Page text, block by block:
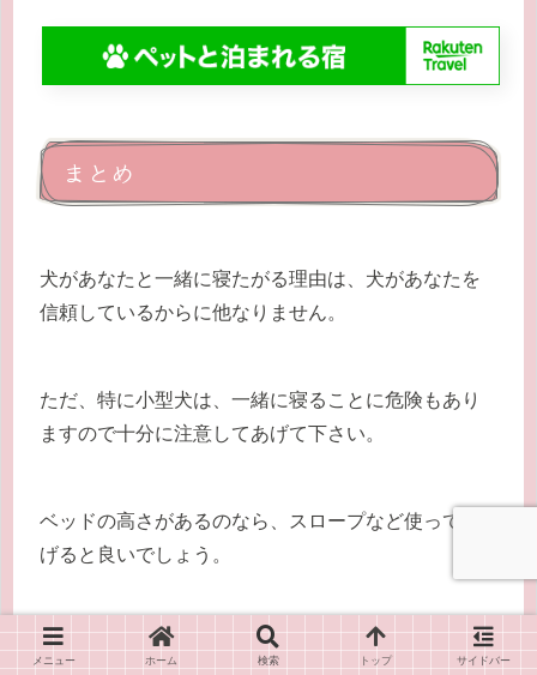
まとめ
犬があなたと一緒に寝たがる理由は、犬があなたを
信頼しているからに他なりません。
ただ、特に小型犬は、一緒に寝ることに危険もあり
ますので十分に注意してあげて下さい。
ベッドの高さがあるのなら、スロープなど使ってあ
げると良いでしょう。
そしてあなた自身が熟睡できないのでしたら、無理
メニュー ホーム 検索 トップ サイドバー